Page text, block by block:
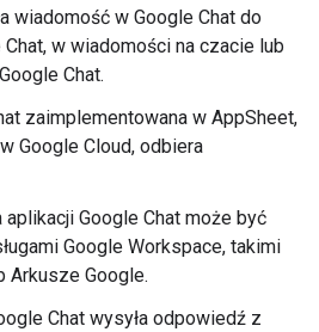
wiadomość w Google Chat do
w wiadomości na czacie lub
Chat.
zaimplementowana w AppSheet,
Google Cloud, odbiera
Google Chat może być
Google Workspace, takimi
Arkusze Google.
Chat wysyła odpowiedź z